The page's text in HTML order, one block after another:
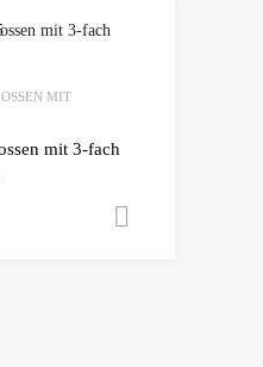
MIT
mit 3-fach